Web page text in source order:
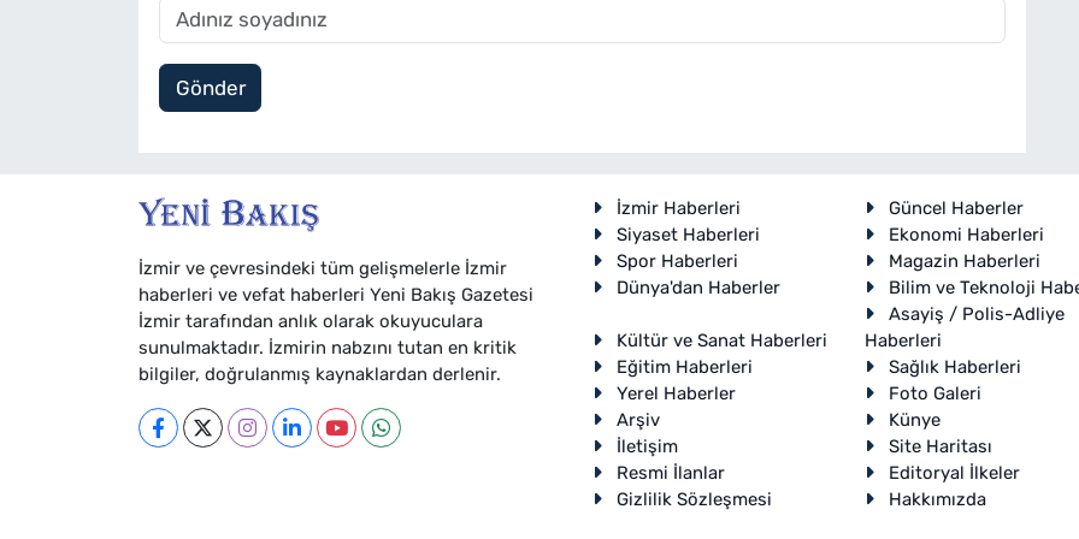
Gönder
İzmir ve çevresindeki tüm gelişmelerle İzmir
haberleri ve vefat haberleri Yeni Bakış Gazetesi
İzmir tarafından anlık olarak okuyuculara
sunulmaktadır. İzmirin nabzını tutan en kritik
bilgiler, doğrulanmış kaynaklardan derlenir.
İzmir Haberleri
Güncel Haberler
Siyaset Haberleri
Ekonomi Haberleri
Spor Haberleri
Magazin Haberleri
Dünya'dan Haberler
Bilim ve Teknoloji
Kültür ve Sanat Haberleri
Asayiş / Polis-Adliye
Haberleri
Eğitim Haberleri
Sağlık Haberleri
Yerel Haberler
Foto Galeri
Arşiv
Künye
İletişim
Site Haritası
Resmi İlanlar
Editoryal İlkeler
Gizlilik Sözleşmesi
Hakkımızda